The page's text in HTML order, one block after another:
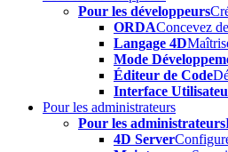
Pour les développeurs
ORDAConcevez
Langage 4D
Mode
Éditeur de Code
Interface
Pour les administrateurs
Pour les administrateurs
4D Server